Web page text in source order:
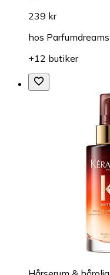
239 kr
hos Parfumdreams
+12 butiker